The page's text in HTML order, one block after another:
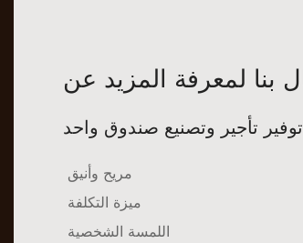
توفير تأجير وتصنيع صندوق واحد
مريح وأنيق
ميزة التكلفة
اللمسة الشخصية